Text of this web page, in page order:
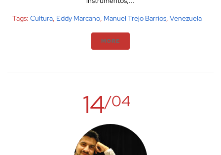
Tags: Cultura, Eddy Marcano, Manuel Trejo Barrios, Venezuela
MORE
14/04